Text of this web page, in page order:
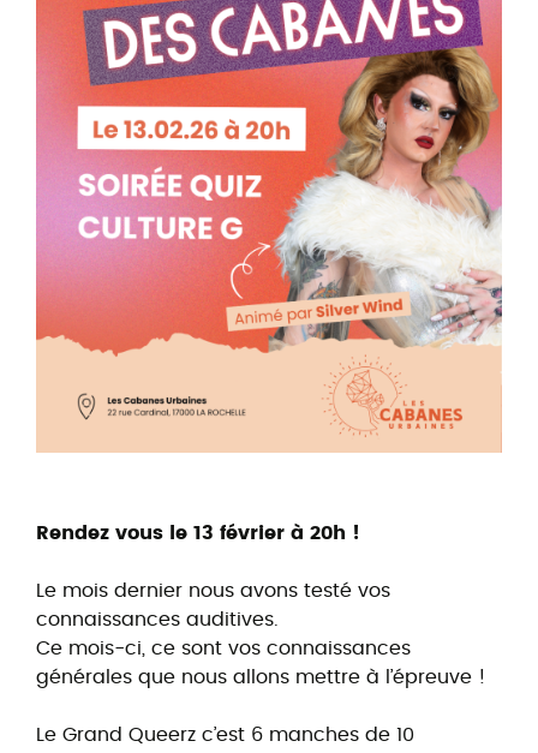
Rendez vous le 13 février à 20h !
Le mois dernier nous avons testé vos
connaissances auditives.
Ce mois-ci, ce sont vos connaissances
générales que nous allons mettre à l’épreuve !
Le Grand Queerz c’est 6 manches de 10